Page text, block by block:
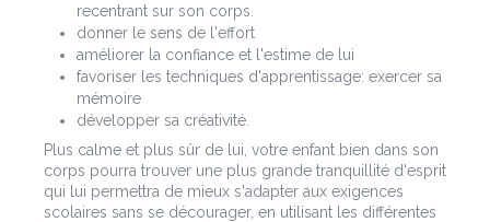
recentrant sur son corps.
donner le sens de l'effort
améliorer la confiance et l'estime de lui
favoriser les techniques d'apprentissage: exercer sa
mémoire
développer sa créativité.
Plus calme et plus sûr de lui, votre enfant bien dans son
corps pourra trouver une plus grande tranquillité d'esprit
qui lui permettra de mieux s'adapter aux exigences
scolaires sans se décourager, en utilisant les différentes